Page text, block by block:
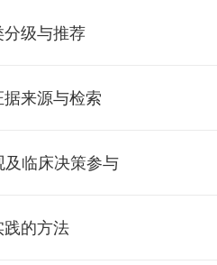
级与推荐
来源与检索
与检索
临床决策参与
的方法